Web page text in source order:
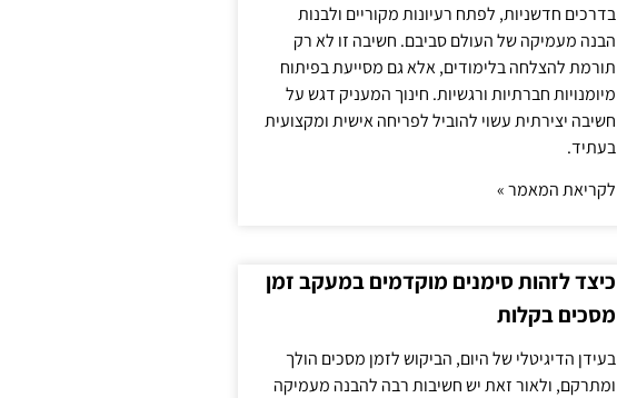
בדרכים חדשניות, לפתח רעיונות מקוריים ולבנות
הבנה מעמיקה של העולם סביבם. חשיבה זו לא רק
תורמת להצלחה בלימודים, אלא גם מסייעת בפיתוח
מיומנויות חברתיות ורגשיות. חינוך המעניק דגש על
חשיבה יצירתית עשוי להוביל לפריחה אישית ומקצועית
בעתיד.
לקריאת המאמר »
כיצד לזהות סימנים מוקדמים במעקב זמן
מסכים בקלות
בעידן הדיגיטלי של היום, הביקוש לזמן מסכים הולך
ומתרקם, ולאור זאת יש חשיבות רבה להבנה מעמיקה